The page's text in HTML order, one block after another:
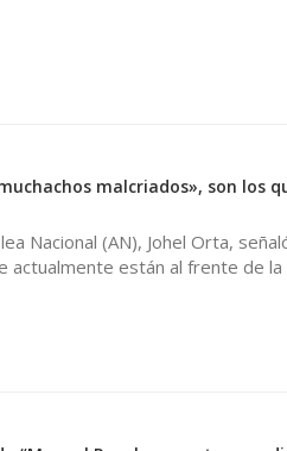
malcriados», son los
Nacional (AN), Johel Orta,
actualmente están al frente de